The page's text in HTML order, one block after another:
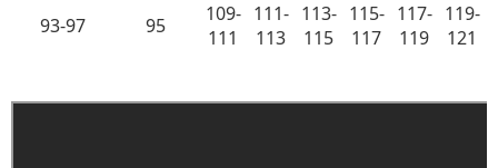
93-97
95
109-
111
111-
113
113-
115
115-
117
117-
119
119-
121